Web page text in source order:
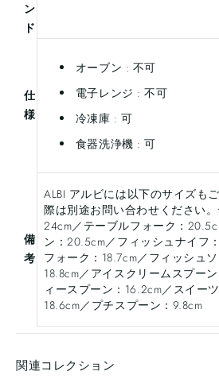
ン
ド
仕
様
オーブン : 不可
電子レンジ : 不可
冷凍庫 : 可
食器洗浄機 : 可
備
考
ALBI アルビには以下のサイズも
際は別途お問い合わせください。
24cm／テーブルフォーク：
ン：20.5cm／フィッシュナイフ
フォーク：18.7cm／フィッシュ
18.8cm／アイスクリームスプー
ィースプーン：16.2cm／スイー
18.6cm／プチスプーン：9.8cm
関連コレクション